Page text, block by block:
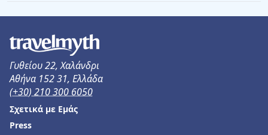
Γυθείου 22, Χαλάνδρι
Αθήνα 152 31, Ελλάδα
(+30) 210 300 6050
Σχετικά με Εμάς
Press